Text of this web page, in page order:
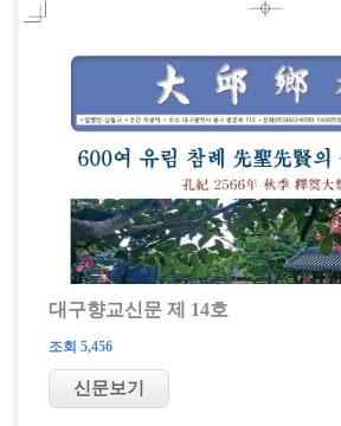
대구향교신문 제 14호
조회 5,456